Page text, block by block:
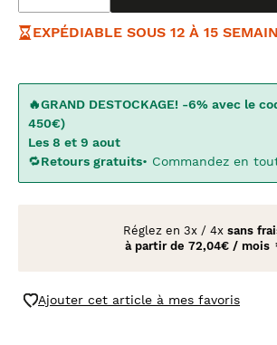
EXPÉDIABLE SOUS 12 À 15
🔥GRAND DESTOCKAGE! -6% avec le
450€)
Les 8 et 9 aout
🔁Retours gratuits• Commandez en
Réglez en 3x / 4x sans
à partir de 72,04€ / mois
Ajouter cet article à mes favoris